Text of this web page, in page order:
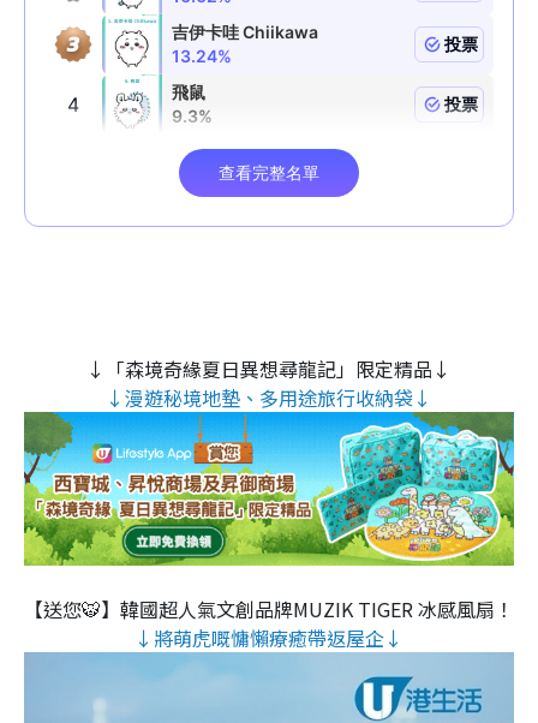
↓「森境奇緣夏日異想尋龍記」限定精品↓
↓漫遊秘境地墊、多用途旅行收納袋↓
【送您🐯】韓國超人氣文創品牌MUZIK TIGER 冰感風扇！
↓將萌虎嘅慵懶療癒帶返屋企↓